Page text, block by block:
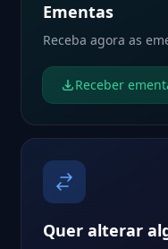
Ementas
Receba agora as
Receber
Quer alterar